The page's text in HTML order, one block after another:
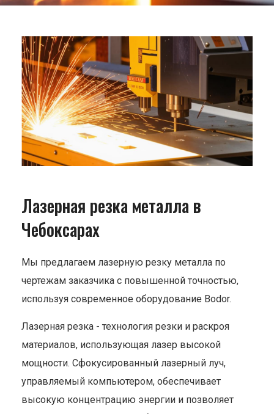
Лазерная резка металла в
Чебоксарах
Мы предлагаем лазерную резку металла по
чертежам заказчика с повышенной точностью,
используя современное оборудование Bodor.
Лазерная резка - технология резки и раскроя
материалов, использующая лазер высокой
мощности. Сфокусированный лазерный луч,
управляемый компьютером, обеспечивает
высокую концентрацию энергии и позволяет